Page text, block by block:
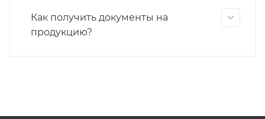
Как получить документы на
продукцию?